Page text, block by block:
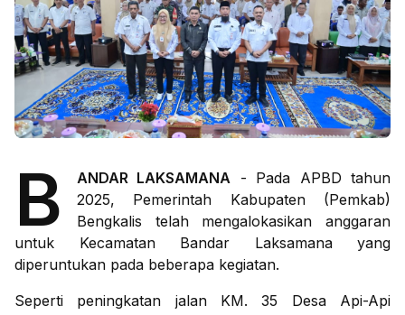
B ANDAR LAKSAMANA - Pada APBD tahun
2025, Pemerintah Kabupaten (Pemkab)
Bengkalis telah mengalokasikan anggaran
untuk Kecamatan Bandar Laksamana yang
diperuntukan pada beberapa kegiatan.
Seperti peningkatan jalan KM. 35 Desa Api-Api